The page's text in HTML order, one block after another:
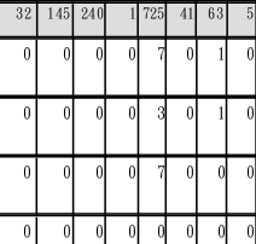
5
63
41
1,725
1
32 145240
0 0 1 0
7
0 0 0
0 0 1 0
3
0 0 0
0 0 0 0
7
0 0 0
0 0 0 0
0
0 0 0